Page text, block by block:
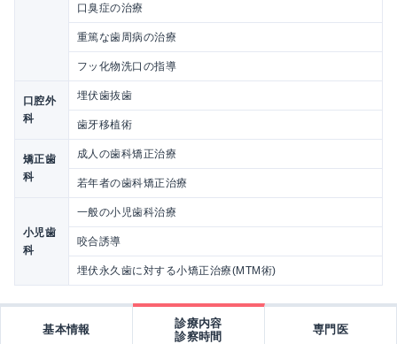
口臭症の治療
重篤な歯周病の治療
フッ化物洗口の指導
口腔外
科
埋伏歯抜歯
歯牙移植術
矯正歯
科
成人の歯科矯正治療
若年者の歯科矯正治療
小児歯
科
一般の小児歯科治療
咬合誘導
埋伏永久歯に対する小矯正治療(MTM術)
基本情報
診療内容
診察時間
専門医